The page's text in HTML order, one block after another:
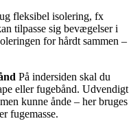
fleksibel isolering, fx
tilpasse sig bevægelser i
for hårdt sammen –
På indersiden skal du
eller fugebånd. Udvendigt
kunne ånde – her bruges
fugemasse.